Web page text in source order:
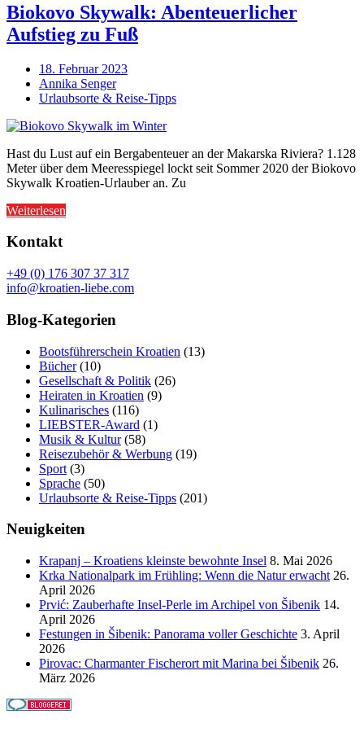
Biokovo Skywalk: Abenteuerlicher
Aufstieg zu Fuß
18. Februar 2023
Annika Senger
Urlaubsorte & Reise-Tipps
Hast du Lust auf ein Bergabenteuer an der Makarska Riviera? 1.128
Meter über dem Meeresspiegel lockt seit Sommer 2020 der Biokovo
Skywalk Kroatien-Urlauber an. Zu
Weiterlesen
Kontakt
+49 (0) 176 307 37 317
info@kroatien-liebe.com
Blog-Kategorien
Bootsführerschein Kroatien (13)
Bücher(10)
Gesellschaft & Politik (26)
Heiraten in Kroatien (9)
Kulinarisches (116)
LIEBSTER-Award (1)
Musik & Kultur(58)
Reisezubehör & Werbung (19)
Sport (3)
Sprache (50)
Urlaubsorte & Reise-Tipps (201)
Neuigkeiten
Krapanj – Kroatiens kleinste bewohnte Insel 8. Mai 2026
Krka Nationalpark im Frühling: Wenn die Natur erwacht 26.
April 2026
Prvić: Zauberhafte Insel-Perle im Archipel von Šibenik 14.
April 2026
Festungen in Šibenik: Panorama voller Geschichte 3. April
2026
Pirovac: Charmanter Fischerort mit Marina bei Šibenik 26.
März 2026